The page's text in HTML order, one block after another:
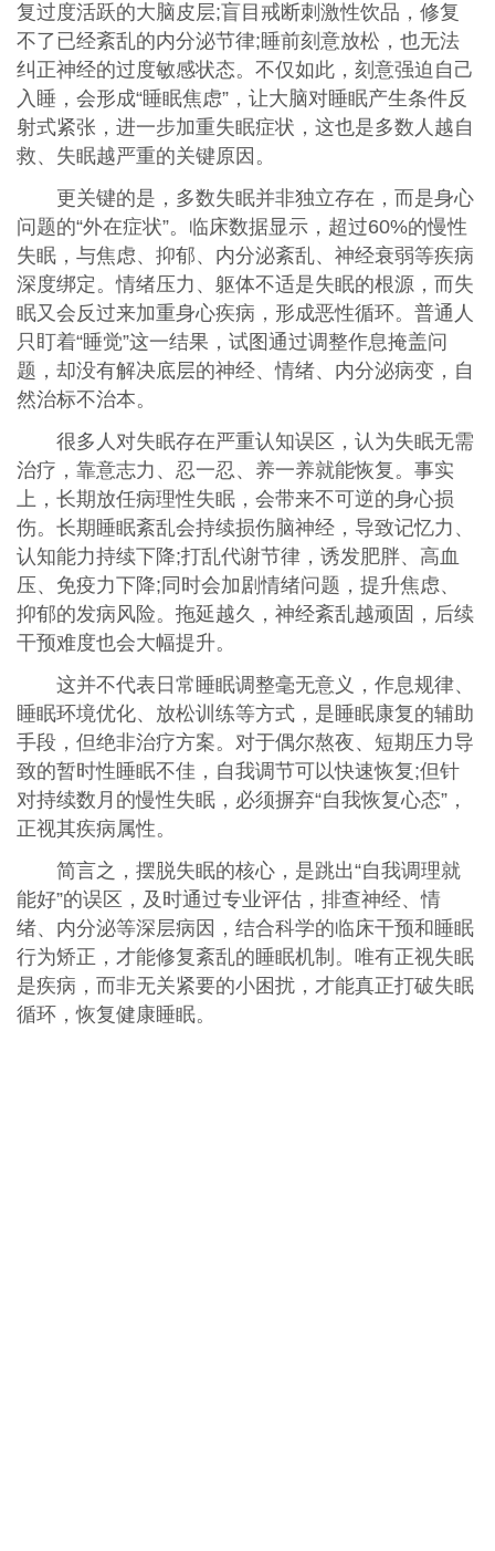
复过度活跃的大脑皮层;盲目戒断刺激性饮品，修复
不了已经紊乱的内分泌节律;睡前刻意放松，也无法
纠正神经的过度敏感状态。不仅如此，刻意强迫自己
入睡，会形成“睡眠焦虑”，让大脑对睡眠产生条件反
射式紧张，进一步加重失眠症状，这也是多数人越自
救、失眠越严重的关键原因。
更关键的是，多数失眠并非独立存在，而是身心
问题的“外在症状”。临床数据显示，超过60%的慢性
失眠，与焦虑、抑郁、内分泌紊乱、神经衰弱等疾病
深度绑定。情绪压力、躯体不适是失眠的根源，而失
眠又会反过来加重身心疾病，形成恶性循环。普通人
只盯着“睡觉”这一结果，试图通过调整作息掩盖问
题，却没有解决底层的神经、情绪、内分泌病变，自
然治标不治本。
很多人对失眠存在严重认知误区，认为失眠无需
治疗，靠意志力、忍一忍、养一养就能恢复。事实
上，长期放任病理性失眠，会带来不可逆的身心损
伤。长期睡眠紊乱会持续损伤脑神经，导致记忆力、
认知能力持续下降;打乱代谢节律，诱发肥胖、高血
压、免疫力下降;同时会加剧情绪问题，提升焦虑、
抑郁的发病风险。拖延越久，神经紊乱越顽固，后续
干预难度也会大幅提升。
这并不代表日常睡眠调整毫无意义，作息规律、
睡眠环境优化、放松训练等方式，是睡眠康复的辅助
手段，但绝非治疗方案。对于偶尔熬夜、短期压力导
致的暂时性睡眠不佳，自我调节可以快速恢复;但针
对持续数月的慢性失眠，必须摒弃“自我恢复心态”，
正视其疾病属性。
简言之，摆脱失眠的核心，是跳出“自我调理就
能好”的误区，及时通过专业评估，排查神经、情
绪、内分泌等深层病因，结合科学的临床干预和睡眠
行为矫正，才能修复紊乱的睡眠机制。唯有正视失眠
是疾病，而非无关紧要的小困扰，才能真正打破失眠
循环，恢复健康睡眠。